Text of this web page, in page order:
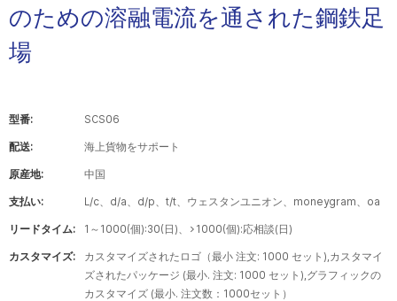
のための溶融電流を通された鋼鉄足
場
型番: SCS06
配送: 海上貨物をサポート
原産地: 中国
支払い: L/c、d/a、d/p、t/t、ウェスタンユニオン、moneygram、oa
リードタイム: 1～1000(個):30(日)、>1000(個):応相談(日)
カスタマイズ:
カスタマイズされたロゴ（最小 注文: 1000 セット),カスタマイ
ズされたパッケージ (最小. 注文: 1000 セット),グラフィックの
カスタマイズ (最小. 注文数：1000セット）